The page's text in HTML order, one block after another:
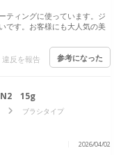
ティングに使っています。ジ
です。お客様にも大人気の美
違反を報告 参考になった
N2 15g
ブラシタイプ
2026/04/02